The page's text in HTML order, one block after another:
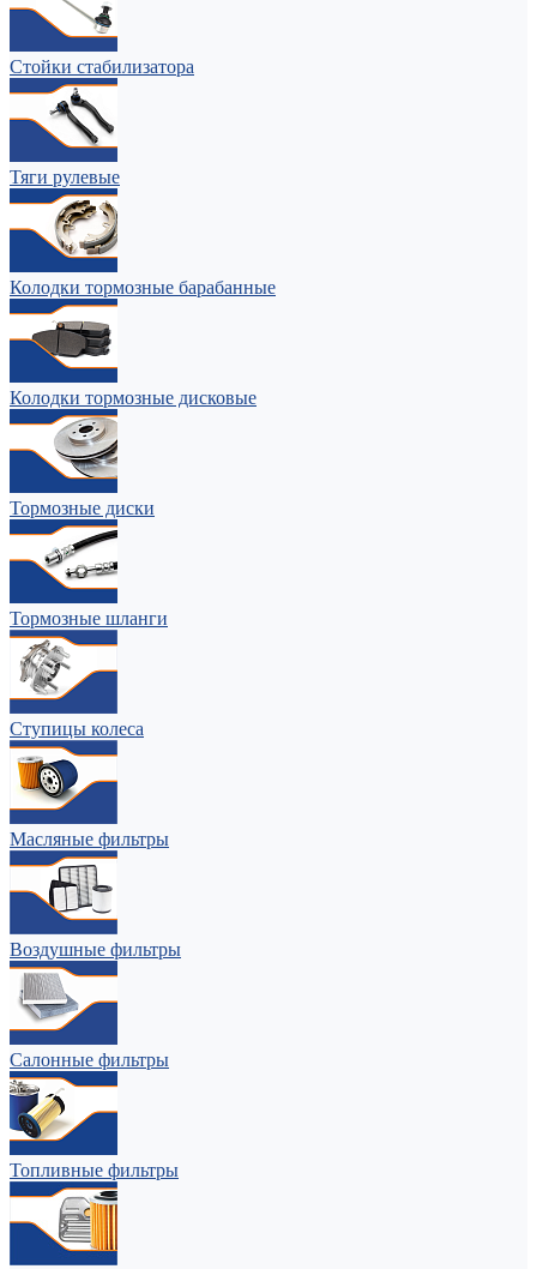
Стойки стабилизатора
Тяги рулевые
Колодки тормозные барабанные
Колодки тормозные дисковые
Тормозные диски
Тормозные шланги
Ступицы колеса
Масляные фильтры
Воздушные фильтры
Салонные фильтры
Топливные фильтры